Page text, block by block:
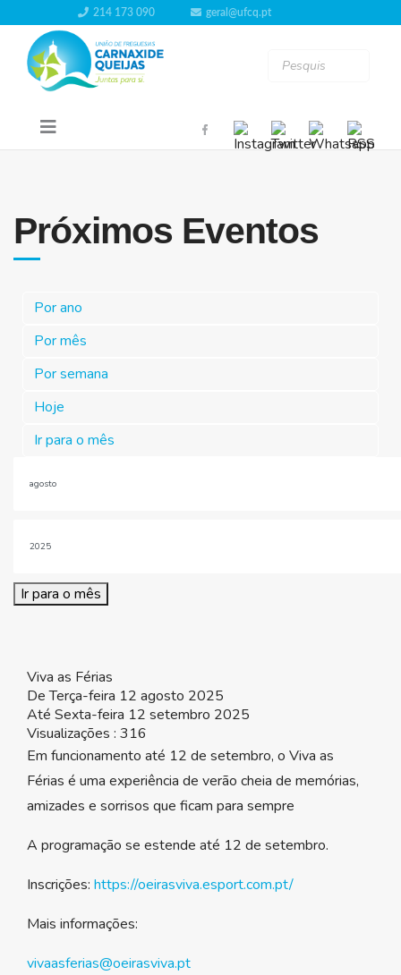
214 173 090 geral@ufcq.pt
Próximos Eventos
Por ano
Por mês
Por semana
Hoje
Ir para o mês
Ir para o mês
Viva as Férias
De Terça-feira 12 agosto 2025
Até Sexta-feira 12 setembro 2025
Visualizações : 316
Em funcionamento até 12 de setembro, o Viva as
Férias é uma experiência de verão cheia de memórias,
amizades e sorrisos que ficam para sempre
A programação se estende até 12 de setembro.
Inscrições: https://oeirasviva.esport.com.pt/
Mais informações:
vivaasferias@oeirasviva.pt